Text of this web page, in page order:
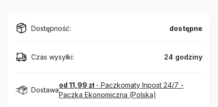
Dostępność: dostępne
Czas wysyłki: 24 godziny
Dostawa
od 11,99 zł - Paczkomaty Inpost 24/7 -
Paczka Ekonomiczna (Polska)